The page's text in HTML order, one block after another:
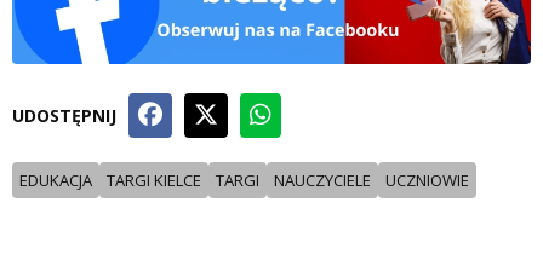
UDOSTĘPNIJ
EDUKACJA TARGI KIELCE TARGI NAUCZYCIELE UCZNIOWIE